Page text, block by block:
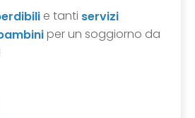
e tanti servizi
per un soggiorno da